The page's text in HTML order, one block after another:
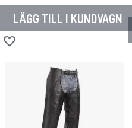
LÄGG TILL I KUNDVAGN
Lägg till i önskelista